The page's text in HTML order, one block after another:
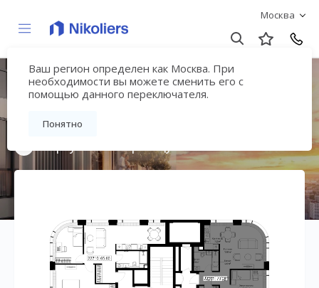
Москва
Ваш регион определен как Москва. При
необходимости вы можете сменить его с
помощью данного переключателя.
Понятно
Мультиквартал
«ВЕЕР»